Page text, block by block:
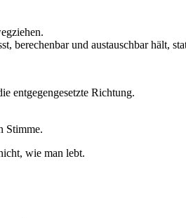
berechenbar und austauschbar hält,
entgegengesetzte Richtung.
Stimme.
wie man lebt.